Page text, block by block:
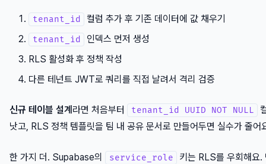
tenant_id 컬럼 추가 후 기존 데이터에 값 채우기
tenant_id
인덱스 먼저 생성
RLS 활성화 후 정책 작성
다른 테넌트 JWT로 쿼리를 직접 날려서 격리 검증
신규 테이블 설계 라면 처음부터 tenant_id UUID NOT NULL
낫고, RLS 정책 템플릿을 팀 내 공유 문서로 만들어두면 실수가 줄어
한 가지 더. Supabase의 service_role
키는 RLS를 우회해요.